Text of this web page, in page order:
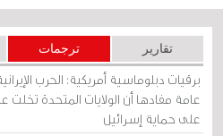
تقارير ترجمات
برقيات دبلوماسية أمريكية: الحرب
عامة مفادها أن الولايات المتحدة تخلت
على حماية إسرائيل